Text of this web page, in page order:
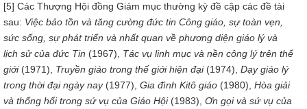
[5] Các Thượng Hội đồng Giám mục thường kỳ đề cập các đề tài
sau: Việc bảo tồn và tăng cường đức tin Công giáo, sự toàn vẹn,
sức sống, sự phát triển và nhất quan về phương diện giáo lý và
lịch sử của đức Tin (1967), Tác vụ linh mục và nền công lý trên thế
giới(1971), Truyền giáo trong thế giới hiện đại(1974), Dạy giáo lý
trong thời đại ngày nay(1977), Gia đình Kitô giáo (1980), Hòa giải
và thống hốitrong sứ vụ của Giáo Hội(1983), Ơn gọi và sứ vụ của